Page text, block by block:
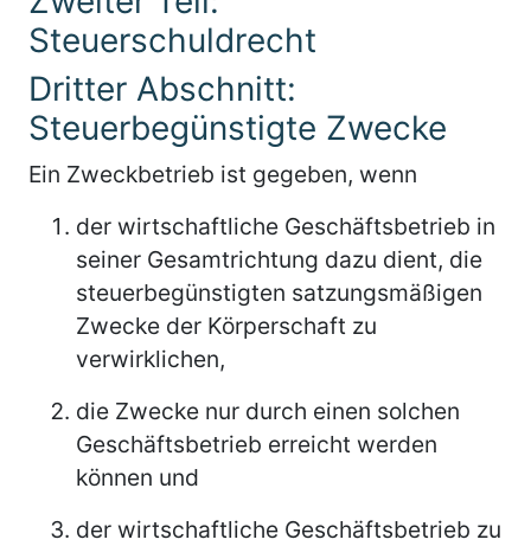
Steuerschuldrecht
Dritter Abschnitt:
Steuerbegünstigte Zwecke
Ein Zweckbetrieb ist gegeben, wenn
der wirtschaftliche Geschäftsbetrieb in
seiner Gesamtrichtung dazu dient, die
steuerbegünstigten satzungsmäßigen
Zwecke der Körperschaft zu
verwirklichen,
die Zwecke nur durch einen solchen
Geschäftsbetrieb erreicht werden
können und
der wirtschaftliche Geschäftsbetrieb zu